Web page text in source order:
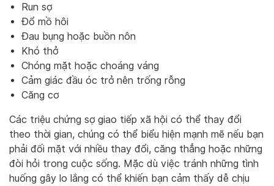
Run sợ
Đổ mồ hôi
Đau bụng hoặc buồn nôn
Khó thở
Chóng mặt hoặc choáng váng
Cảm giác đầu óc trở nên trống rỗng
Căng cơ
Các triệu chứng sợ giao tiếp xã hội có thể thay đổi
theo thời gian, chúng có thể biểu hiện mạnh mẽ nếu bạn
phải đối mặt với nhiều thay đổi, căng thẳng hoặc những
đòi hỏi trong cuộc sống. Mặc dù việc tránh những tình
huống gây lo lắng có thể khiến bạn cảm thấy dễ chịu